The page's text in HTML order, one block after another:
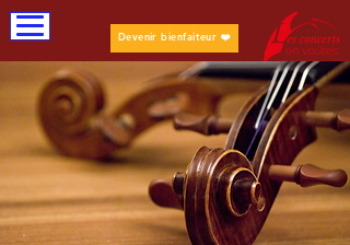
Devenir bienfaiteur ❤️